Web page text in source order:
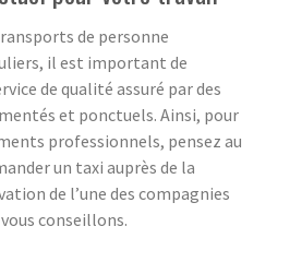
de personne
il est important de
de qualité assuré par des
et ponctuels. Ainsi, pour
professionnels, pensez au
un taxi auprès de la
de l’une des compagnies
conseillons.